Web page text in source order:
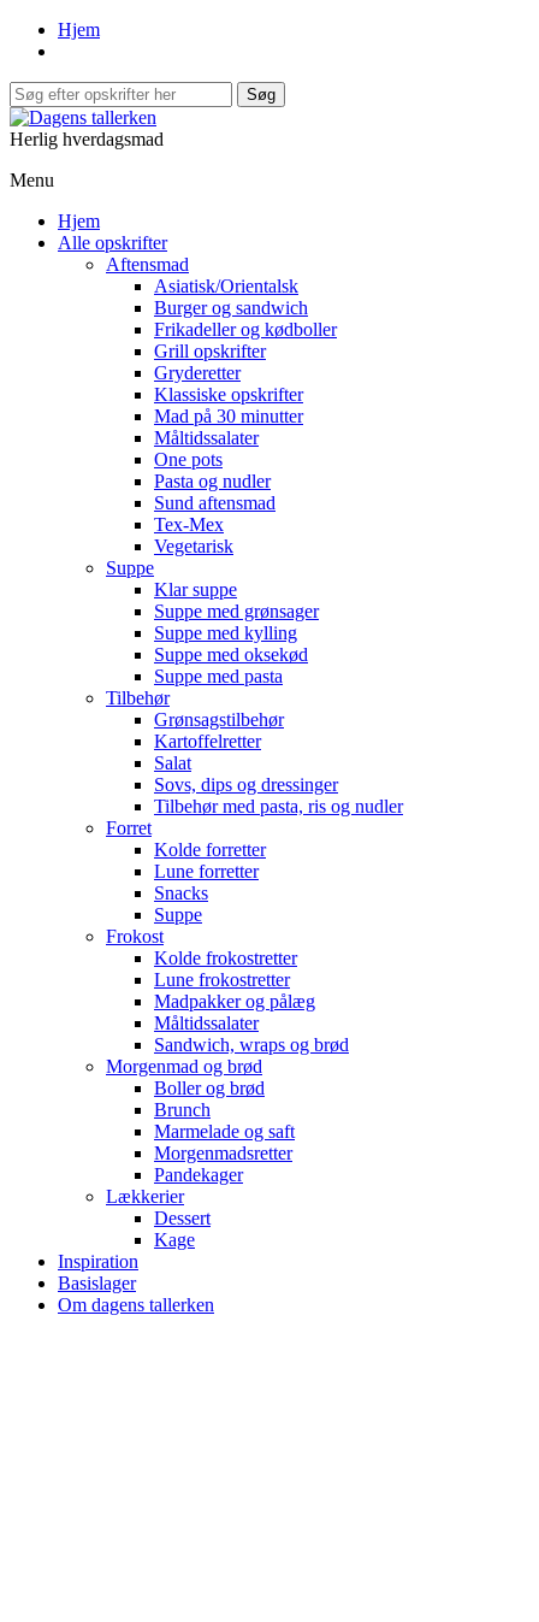
Hjem
Herlig hverdagsmad
Menu
Hjem
Alle opskrifter
Aftensmad
Asiatisk/Orientalsk
Burger og sandwich
Frikadeller og kødboller
Grill opskrifter
Gryderetter
Klassiske opskrifter
Mad på 30 minutter
Måltidssalater
One pots
Pasta og nudler
Sund aftensmad
Tex-Mex
Vegetarisk
Suppe
Klar suppe
Suppe med grønsager
Suppe med kylling
Suppe med oksekød
Suppe med pasta
Tilbehør
Grønsagstilbehør
Kartoffelretter
Salat
Sovs, dips og dressinger
Tilbehør med pasta, ris og nudler
Forret
Kolde forretter
Lune forretter
Snacks
Suppe
Frokost
Kolde frokostretter
Lune frokostretter
Madpakker og pålæg
Måltidssalater
Sandwich, wraps og brød
Morgenmad og brød
Boller og brød
Brunch
Marmelade og saft
Morgenmadsretter
Pandekager
Lækkerier
Dessert
Kage
Inspiration
Basislager
Om dagens tallerken